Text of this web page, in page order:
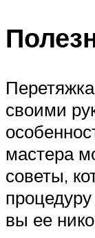
своими
мастера
советы,
вы ее